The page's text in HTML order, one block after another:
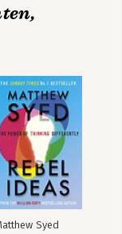
meer dan 30
Again
Syed